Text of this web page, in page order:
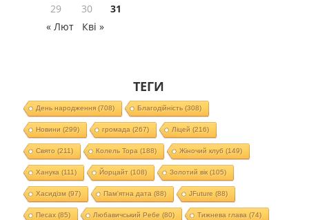
29
30
31
« Лют
Кві »
ТЕГИ
День народження(708) Благодійність(308)
Новини (299) громада (267) Ліцей (216)
Свято (211) Колель Тора (188) Жіночий клуб (149)
Ханука (111) Йорцайт (108) Золотий вік(105)
Хасидізм (97) Пам'ятна дата (88) JFuture (88)
Песах(85) Любавичський Ребе (80) Тижнева глава (74)